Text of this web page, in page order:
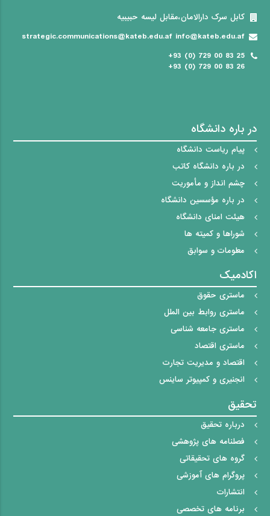
کابل سرک دارالامان،مقابل لیسه حبیبیه
strategic.communications@kateb.edu.af info@kateb.edu.af
+93 (0) 729 00 83 25
+93 (0) 729 00 83 26
در باره دانشگاه
پیام ریاست دانشگاه
در باره دانشگاه کاتب
چشم انداز و مأموریت
در باره مؤسسین دانشگاه
هیئت امنای دانشگاه
شوراها و کمیته ها
معلومات و سوابق
اکادمیک
ماستری حقوق
ماستری روابط بین الملل
ماستری جامعه شناسی
ماستری اقتصاد
اقتصاد و مدیریت تجارت
انجنیری و کمپیوتر ساینس
تحقیق
درباره تحقیق
فصلنامه های پژوهشی
گروه های تحقیقاتی
پروگرام های آموزشی
انتشارات
برنامه های تخصصی